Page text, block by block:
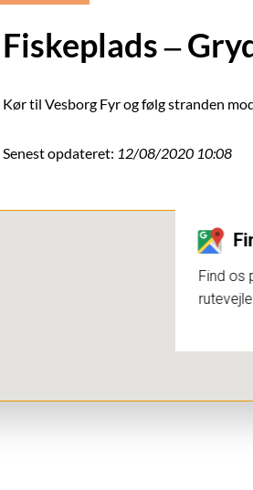
Fiskeplads –
Kør til Vesborg Fyr og følg stranden
Senest opdateret: 12/08/2020 10:08
Find os